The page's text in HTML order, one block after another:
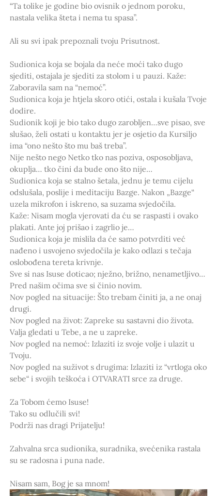
“Ta tolike je godine bio ovisnik o jednom poroku,
nastala velika šteta i nema tu spasa”.
Ali su svi ipak prepoznali tvoju Prisutnost.
Sudionica koja se bojala da neće moći tako dugo
sjediti, ostajala je sjediti za stolom i u pauzi. Kaže:
Zaboravila sam na “nemoć”.
Sudionica koja je htjela skoro otići, ostala i kušala Tvoje
dodire.
Sudionik koji je bio tako dugo zarobljen…sve pisao, sve
slušao, želi ostati u kontaktu jer je osjetio da Kursiljo
ima “ono nešto što mu baš treba”.
Nije nešto nego Netko tko nas poziva, osposobljava,
okuplja… tko čini da bude ono što nije…
Sudionica koja se stalno šetala, jednu je temu cijelu
odslušala, poslije i meditaciju Bazge. Nakon „Bazge“
uzela mikrofon i iskreno, sa suzama svjedočila.
Kaže: Nisam mogla vjerovati da ću se raspasti i ovako
plakati. Ante joj prišao i zagrlio je…
Sudionica koja je mislila da će samo potvrditi već
nađeno i usvojeno svjedočila je kako odlazi s tečaja
oslobođena tereta krivnje.
Sve si nas Isuse doticao; nježno, brižno, nenametljivo…
Pred našim očima sve si činio novim.
Nov pogled na situacije: Što trebam činiti ja, a ne onaj
drugi.
Nov pogled na život: Zapreke su sastavni dio života.
Valja gledati u Tebe, a ne u zapreke.
Nov pogled na nemoć: Izlaziti iz svoje volje i ulazit u
Tvoju.
Nov pogled na suživot s drugima: Izlaziti iz “vrtloga oko
sebe“ i svojih teškoća i OTVARATI srce za druge.
Za Tobom ćemo Isuse!
Tako su odlučili svi!
Podrži nas dragi Prijatelju!
Zahvalna srca sudionika, suradnika, svećenika rastala
su se radosna i puna nade.
Nisam sam, Bog je sa mnom!